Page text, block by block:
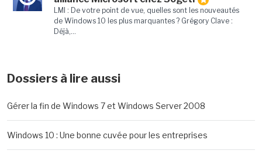
LMI : De votre point de vue, quelles sont les nouveautés
de Windows 10 les plus marquantes ? Grégory Clave :
Déjà,...
Dossiers à lire aussi
Gérer la fin de Windows 7 et Windows Server 2008
Windows 10 : Une bonne cuvée pour les entreprises